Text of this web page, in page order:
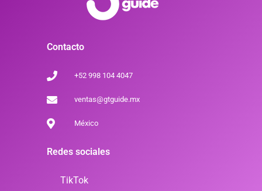
Contacto
+52 998 104 4047
ventas@gtguide.mx
México
Redes sociales
TikTok